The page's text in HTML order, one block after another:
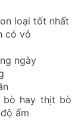
loại tốt nhất
có vỏ
ngày
bò hay thịt bò
ẩm